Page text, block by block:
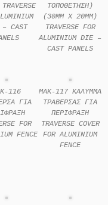
CAST
ΤΟΠΟΘΕΤΗΣΗ)
(30MM X 20MM)
TRAVERSE FOR
ALUMINIUM DIE –
CAST PANELS
116
ΓΙΑ
FOR
FENCE
MAK-117 ΚΑΛΥΜΜΑ
ΤΡΑΒΕΡΣΑΣ ΓΙΑ
ΠΕΡΙΦΡΑΞΗ
TRAVERSE COVER
FOR ALUMINIUM
FENCE